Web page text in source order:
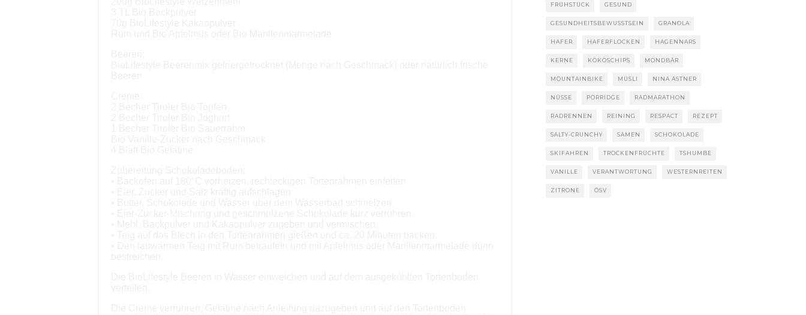
FRÜHSTÜCK GESUND
GESUNDHEITSBEWUSSTSEIN GRANOLA
HAFER HAFERFLOCKEN HAGENNARS
KERNE KOKOSCHIPS MONDBÄR
MOUNTAINBIKE MÜSLI NINA ASTNER
NÜSSE PORRIDGE RADMARATHON
RADRENNEN REINING RESPACT REZEPT
SALTY-CRUNCHY SAMEN SCHOKOLADE
SKIFAHREN TROCKENFRÜCHTE TSHUMBE
VANILLE VERANTWORTUNG WESTERNREITEN
ZITRONE ÖSV